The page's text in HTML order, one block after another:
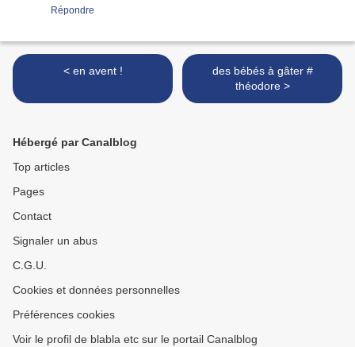
Répondre
< en avent !
des bébés à gâter #
théodore >
Hébergé par Canalblog
Top articles
Pages
Contact
Signaler un abus
C.G.U.
Cookies et données personnelles
Préférences cookies
Voir le profil de blabla etc sur le portail Canalblog